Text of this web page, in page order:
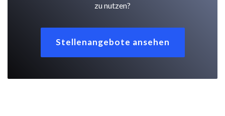
zu nutzen?
Stellenangebote ansehen